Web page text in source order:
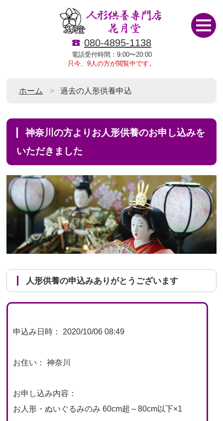
080-4895-1138
電話受付時間：9:00〜20:00
只今、9人の方が閲覧中です。
ホーム 過去の人形供養申込
神奈川の方よりお人形供養のお申し込みを
いただきました
人形供養の申込みありがとうございます
申込み日時： 2020/10/06 08:49
お住い： 神奈川
お申し込み内容：
お人形・ぬいぐるみのみ 60cm超～80cm以下×1